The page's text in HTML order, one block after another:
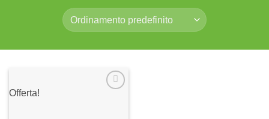
Offerta!